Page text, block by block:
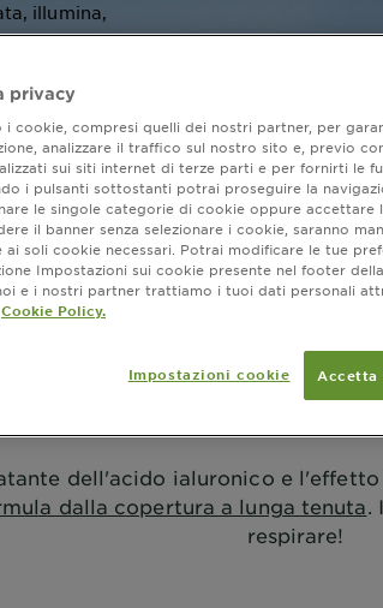
illumina,
AMAZON
dell'acido ialuronico e
dalla copertura a lunga tenuta.
respirare!
privacy
i cookie, compresi quelli dei nostri partner, per
analizzare il traffico sul nostro sito e, previo
sui siti internet di terze parti e per fornirti le
i pulsanti sottostanti potrai proseguire la
le singole categorie di cookie oppure accettare
il banner senza selezionare i cookie, saranno
ai soli cookie necessari. Potrai modificare le tue
Impostazioni sui cookie presente nel footer
e i nostri partner trattiamo i tuoi dati personali
Cookie Policy.
Impostazioni cookie